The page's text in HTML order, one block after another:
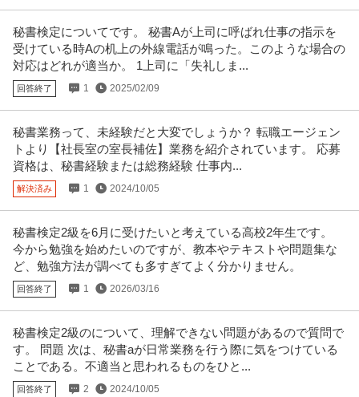
秘書検定についてです。 秘書Aが上司に呼ばれ仕事の指示を
受けている時Aの机上の外線電話が鳴った。このような場合の
対応はどれが適当か。 1上司に「失礼しま...
回答終了 1 2025/02/09
秘書業務って、未経験だと大変でしょうか？ 転職エージェン
トより【社長室の室長補佐】業務を紹介されています。 応募
資格は、秘書経験または総務経験 仕事内...
解決済み 1 2024/10/05
秘書検定2級を6月に受けたいと考えている高校2年生です。
今から勉強を始めたいのですが、教本やテキストや問題集な
ど、勉強方法が調べても多すぎてよく分かりません。
回答終了 1 2026/03/16
秘書検定2級のについて、理解できない問題があるので質問で
す。 問題 次は、秘書aが日常業務を行う際に気をつけている
ことである。不適当と思われるものをひと...
回答終了 2 2024/10/05